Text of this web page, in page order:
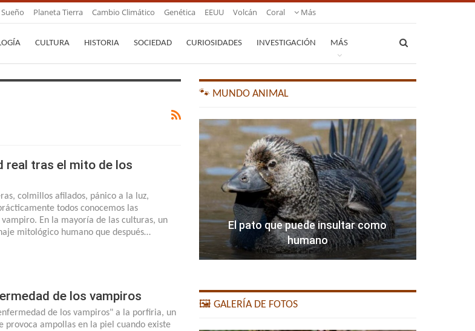
Sueño Planeta Tierra Cambio Climático Genética EEUU Volcán Coral Más
CULTURA HISTORIA SOCIEDAD CURIOSIDADES INVESTIGACIÓN MÁS
real tras el mito de los
colmillos afilados, pánico a la luz,
todos conocemos las
En la mayoría de las culturas, un
mitológico humano que después…
de los vampiros
de los vampiros" a la porfiria, un
provoca ampollas en la piel cuando existe
🐾 MUNDO ANIMAL
El pato que puede insultar como
humano
🖼️ GALERÍA DE FOTOS